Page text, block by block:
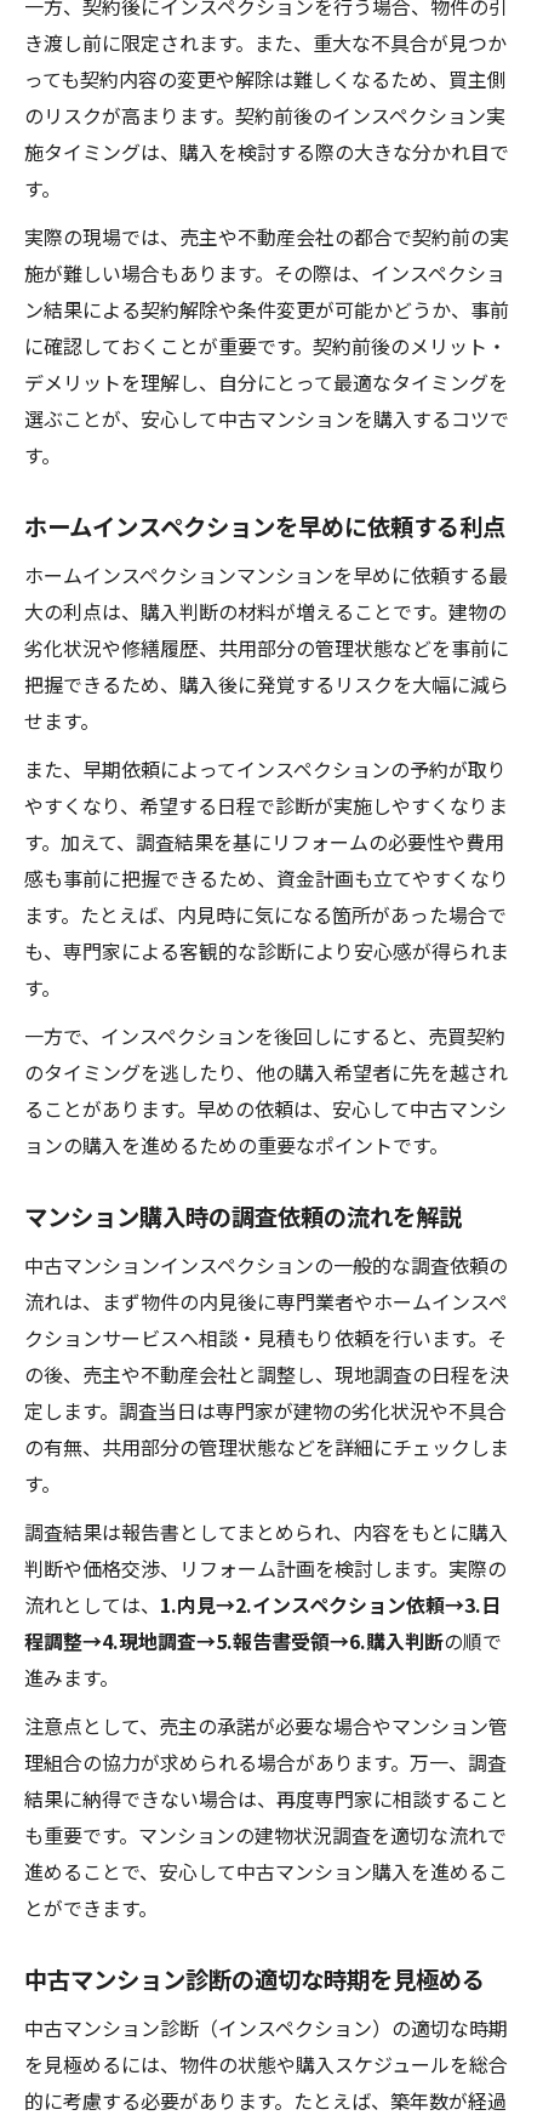
一方、契約後にインスペクションを行う場合、物件の引
き渡し前に限定されます。また、重大な不具合が見つか
っても契約内容の変更や解除は難しくなるため、買主側
のリスクが高まります。契約前後のインスペクション実
施タイミングは、購入を検討する際の大きな分かれ目で
す。
実際の現場では、売主や不動産会社の都合で契約前の実
施が難しい場合もあります。その際は、インスペクショ
ン結果による契約解除や条件変更が可能かどうか、事前
に確認しておくことが重要です。契約前後のメリット・
デメリットを理解し、自分にとって最適なタイミングを
選ぶことが、安心して中古マンションを購入するコツで
す。
ホームインスペクションを早めに依頼する利点
ホームインスペクションマンションを早めに依頼する最
大の利点は、購入判断の材料が増えることです。建物の
劣化状況や修繕履歴、共用部分の管理状態などを事前に
把握できるため、購入後に発覚するリスクを大幅に減ら
せます。
また、早期依頼によってインスペクションの予約が取り
やすくなり、希望する日程で診断が実施しやすくなりま
す。加えて、調査結果を基にリフォームの必要性や費用
感も事前に把握できるため、資金計画も立てやすくなり
ます。たとえば、内見時に気になる箇所があった場合で
も、専門家による客観的な診断により安心感が得られま
す。
一方で、インスペクションを後回しにすると、売買契約
のタイミングを逃したり、他の購入希望者に先を越され
ることがあります。早めの依頼は、安心して中古マンシ
ョンの購入を進めるための重要なポイントです。
マンション購入時の調査依頼の流れを解説
中古マンションインスペクションの一般的な調査依頼の
流れは、まず物件の内見後に専門業者やホームインスペ
クションサービスへ相談・見積もり依頼を行います。そ
の後、売主や不動産会社と調整し、現地調査の日程を決
定します。調査当日は専門家が建物の劣化状況や不具合
の有無、共用部分の管理状態などを詳細にチェックしま
す。
調査結果は報告書としてまとめられ、内容をもとに購入
判断や価格交渉、リフォーム計画を検討します。実際の
流れとしては、 1.内見→2.インスペクション依頼→3.日
程調整→4.現地調査→5.報告書受領→6.購入判断の順で
進みます。
注意点として、売主の承諾が必要な場合やマンション管
理組合の協力が求められる場合があります。万一、調査
結果に納得できない場合は、再度専門家に相談すること
も重要です。マンションの建物状況調査を適切な流れで
進めることで、安心して中古マンション購入を進めるこ
とができます。
中古マンション診断の適切な時期を見極める
中古マンション診断（インスペクション）の適切な時期
を見極めるには、物件の状態や購入スケジュールを総合
的に考慮する必要があります。たとえば、築年数が経過